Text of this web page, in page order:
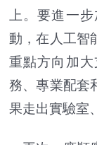
上。要進一
動，在人工智
重點方向加
務、專業配套
果走出實驗室